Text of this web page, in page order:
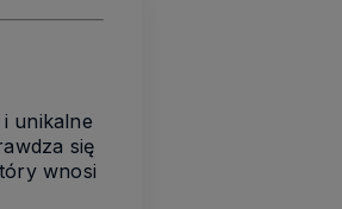
unikalne
się
wnosi